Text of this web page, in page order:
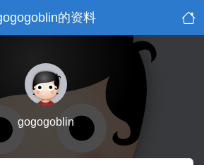
的资料
gogogoblin